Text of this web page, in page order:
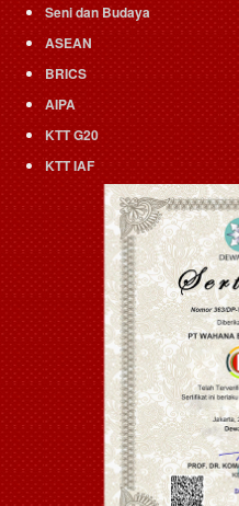
Seni dan Budaya
ASEAN
BRICS
AIPA
KTT G20
KTT IAF